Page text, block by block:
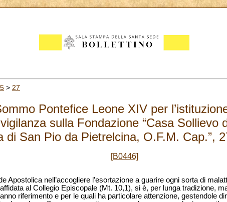
> 27
Pontefice Leone XIV per
sulla Fondazione “Casa Sollievo
di San Pio da Pietrelcina, O.F.M. Cap.”,
[B0446]
Apostolica nell’accogliere l’esortazione a guarire ogni sorta di
al Collegio Episcopale (Mt. 10,1), si è, per lunga tradizione,
riferimento e per le quali ha particolare attenzione, gestendole